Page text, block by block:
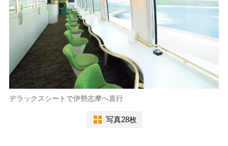
デラックスシートで伊勢志摩へ直行
写真28枚